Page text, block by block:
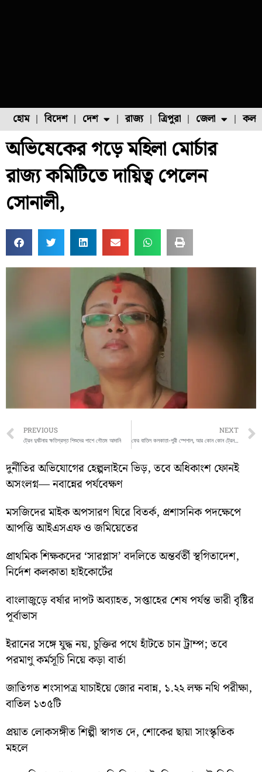
হোম বিদেশ দেশ
ফুল চাষ ফল চাষ মাছ চাষ
রাজ্য ত্রিপুরা জেলা
উত্তর ২৪ পরগনা
অভিষেকের গড়ে মহিলা মোর্চার
রাজ্য কমিটিতে দায়িত্ব পেলেন
সোনালী,
Prev
PREVIOUS
ট্রেন দুর্ঘটনায় ক্ষতিগ্রস্ত শিশুদের পাশে গৌতম আদানি
NEXT
ফের বাতিল কলকাতা-পুরী স্পেশাল, আর কোন কোন ট্রেন বাতিল, জেনে নিন,
দুর্নীতির অভিযোগের হেল্পলাইনে ভিড়, তবে অধিকাংশ ফোনই
অসংলগ্ন— নবান্নের পর্যবেক্ষণ
মসজিদের মাইক অপসারণ ঘিরে বিতর্ক, প্রশাসনিক পদক্ষেপে
আপত্তি আইএসএফ ও জমিয়েতের
প্রাথমিক শিক্ষকদের ‘সারপ্লাস’ বদলিতে অন্তর্বর্তী স্থগিতাদেশ,
নির্দেশ কলকাতা হাইকোর্টের
বাংলাজুড়ে বর্ষার দাপট অব্যাহত, সপ্তাহের শেষ পর্যন্ত ভারী বৃষ্টির
পূর্বাভাস
ইরানের সঙ্গে যুদ্ধ নয়, চুক্তির পথে হাঁটতে চান ট্রাম্প; তবে
পরমাণু কর্মসূচি নিয়ে কড়া বার্তা
জাতিগত শংসাপত্র যাচাইয়ে জোর নবান্ন, ১.২২ লক্ষ নথি পরীক্ষা,
বাতিল ১৩৫টি
প্রয়াত লোকসঙ্গীত শিল্পী স্বাগত দে, শোকের ছায়া সাংস্কৃতিক
মহলে